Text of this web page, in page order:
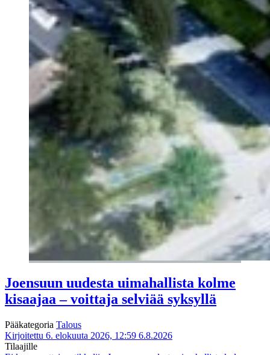
Joensuun uudesta uimahallista kolme
kisaajaa – voittaja selviää syksyllä
Pääkategoria Talous
Kirjoitettu 6. elokuuta 2026, 12:59 6.8.2026
Tilaajille